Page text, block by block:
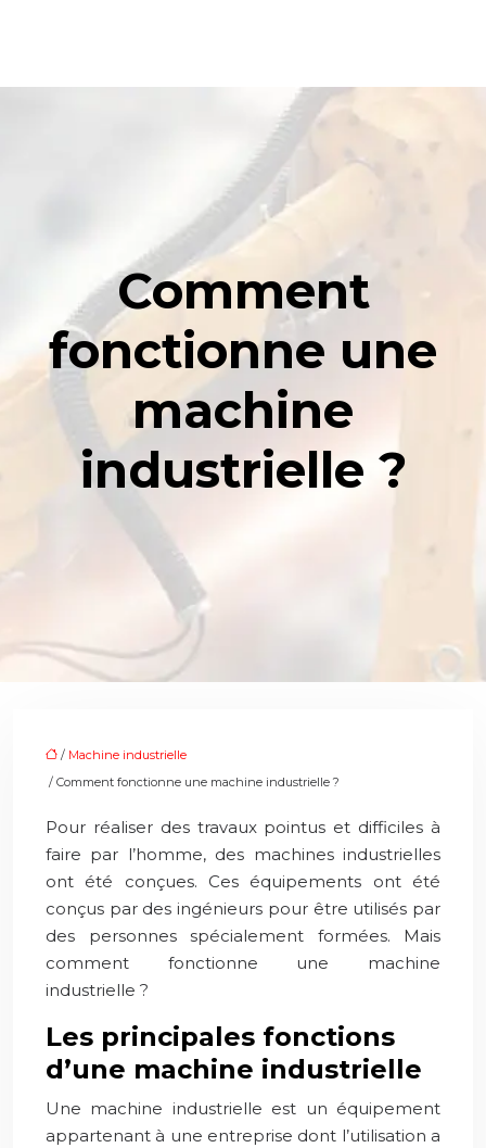
Comment
fonctionne une
machine
industrielle ?
/ Machine industrielle
/ Comment fonctionne une machine industrielle ?
Pour réaliser des travaux pointus et difficiles à
faire par l’homme, des machines industrielles
ont été conçues. Ces équipements ont été
conçus par des ingénieurs pour être utilisés par
des personnes spécialement formées. Mais
comment fonctionne une machine
industrielle ?
Les principales fonctions
d’une machine industrielle
Une machine industrielle est un équipement
appartenant à une entreprise dont l’utilisation a